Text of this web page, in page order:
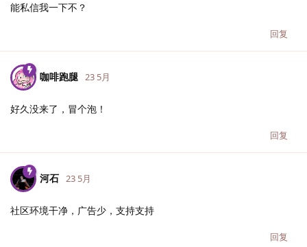
能私信我一下不？
回复
咖啡跑腿 23 5月
好久没来了，冒个泡！
回复
河石 23 5月
社区环境干净，广告少，支持支持
回复